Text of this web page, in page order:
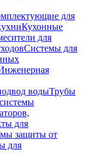
для
Кухонные
для
Системы для
водыТрубы
для
защиты от
для